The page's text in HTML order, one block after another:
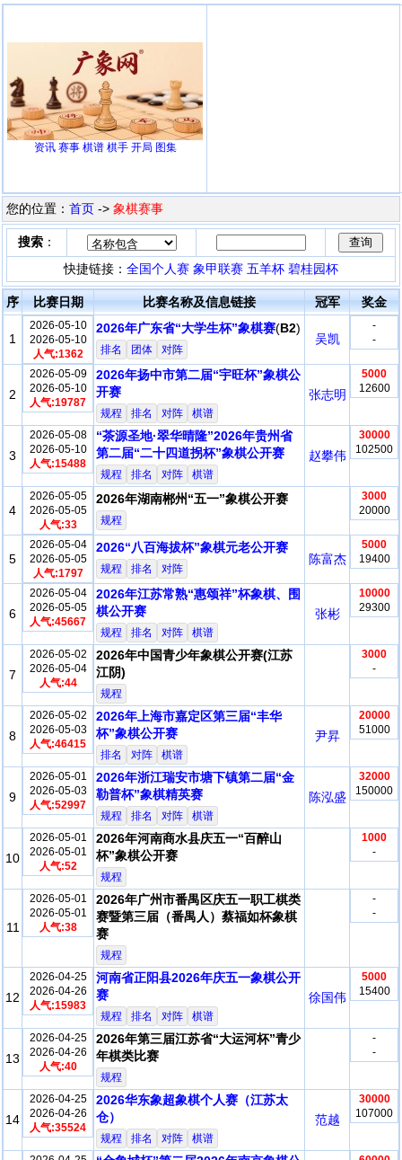
资讯 赛事 棋谱 棋手 开局 图集
您的位置： 首页 -> 象棋赛事
搜索 ：
快捷链接： 全国个人赛 象甲联赛 五羊杯 碧桂园杯
序 比赛日期 比赛名称及信息链接 冠军 奖金
1
2026-05-10
2026-05-10
人气:1362
2026年广东省“大学生杯”象棋赛(B2)
排名 团体 对阵
吴凯
-
-
2
2026-05-09
2026-05-10
人气:19787
2026年扬中市第二届“宇旺杯”象棋公
开赛
规程 排名 对阵 棋谱
张志明
5000
12600
3
2026-05-08
2026-05-10
人气:15488
“茶源圣地·翠华晴隆”2026年贵州省
第二届“二十四道拐杯”象棋公开赛
规程 排名 对阵 棋谱
赵攀伟
30000
102500
4
2026-05-05
2026-05-05
人气:33
2026年湖南郴州“五一”象棋公开赛
规程
3000
20000
5
2026-05-04
2026-05-05
人气:1797
2026“八百海拔杯”象棋元老公开赛
规程 排名 对阵
陈富杰
5000
19400
6
2026-05-04
2026-05-05
人气:45667
2026年江苏常熟“惠颂祥”杯象棋、围
棋公开赛
规程 排名 对阵 棋谱
张彬
10000
29300
7
2026-05-02
2026-05-04
人气:44
2026年中国青少年象棋公开赛(江苏
江阴)
规程
3000
-
8
2026-05-02
2026-05-03
人气:46415
2026年上海市嘉定区第三届“丰华
杯”象棋公开赛
排名 对阵 棋谱
尹昇
20000
51000
9
2026-05-01
2026-05-03
人气:52997
2026年浙江瑞安市塘下镇第二届“金
勒普杯”象棋精英赛
规程 排名 对阵 棋谱
陈泓盛
32000
150000
10
2026-05-01
2026-05-01
人气:52
2026年河南商水县庆五一“百醉山
杯”象棋公开赛
规程
1000
-
11
2026-05-01
2026-05-01
人气:38
2026年广州市番禺区庆五一职工棋类
赛暨第三届（番禺人）蔡福如杯象棋
赛
规程
-
-
12
2026-04-25
2026-04-26
人气:15983
河南省正阳县2026年庆五一象棋公开
赛
规程 排名 对阵 棋谱
徐国伟
5000
15400
13
2026-04-25
2026-04-26
人气:40
2026年第三届江苏省“大运河杯”青少
年棋类比赛
规程
-
-
14
2026-04-25
2026-04-26
人气:35524
2026华东象超象棋个人赛（江苏太
仓）
规程 排名 对阵 棋谱
范越
30000
107000